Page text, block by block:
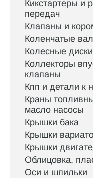
Кикстартеры и
передач
Клапаны и
Коленчатые
Колесные диски
Коллекторы
клапаны
Кпп и детали к
Краны
масло насосы
Крышки бака
Крышки
Крышки
Облицовка,
Оси и шпильки